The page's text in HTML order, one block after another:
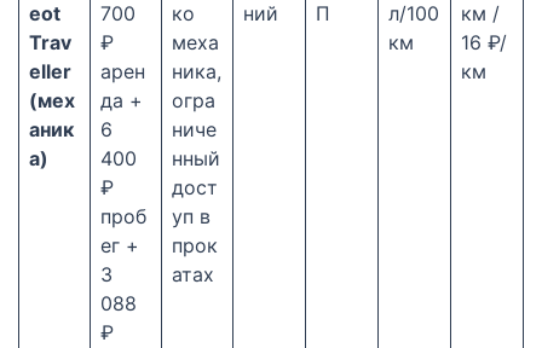
eot
Trav
eller
(мех
аник
а)
700
₽
арен
да +
6
400
₽
проб
ег +
3
088
₽
ко
меха
ника,
огра
ниче
нный
дост
уп в
прок
атах
ний
П
л/100
км
км /
16 ₽/
км